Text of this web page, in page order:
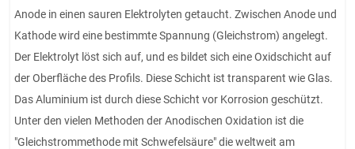
Anode in einen sauren Elektrolyten getaucht. Zwischen Anode und
Kathode wird eine bestimmte Spannung (Gleichstrom) angelegt.
Der Elektrolyt löst sich auf, und es bildet sich eine Oxidschicht auf
der Oberfläche des Profils. Diese Schicht ist transparent wie Glas.
Das Aluminium ist durch diese Schicht vor Korrosion geschützt.
Unter den vielen Methoden der Anodischen Oxidation ist die
"Gleichstrommethode mit Schwefelsäure" die weltweit am